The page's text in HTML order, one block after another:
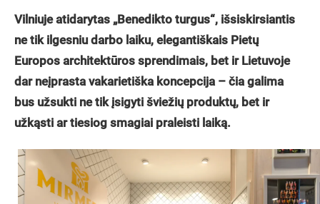
Vilniuje atidarytas „Benedikto turgus“, išsiskirsiantis
ne tik ilgesniu darbo laiku, elegantiškais Pietų
Europos architektūros sprendimais, bet ir Lietuvoje
dar neįprasta vakarietiška koncepcija – čia galima
bus užsukti ne tik įsigyti šviežių produktų, bet ir
užkąsti ar tiesiog smagiai praleisti laiką.